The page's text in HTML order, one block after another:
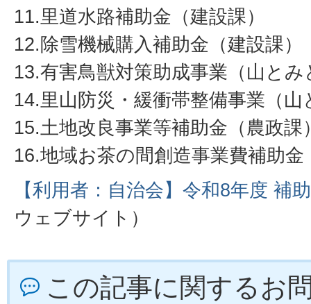
11.里道水路補助金（建設課）
12.除雪機械購入補助金（建設課）
13.有害鳥獣対策助成事業（山と
14.里山防災・緩衝帯整備事業（
15.土地改良事業等補助金（農政課
16.地域お茶の間創造事業費補助金
【利用者：自治会】令和8年度 補
ウェブサイト）
この記事に関するお